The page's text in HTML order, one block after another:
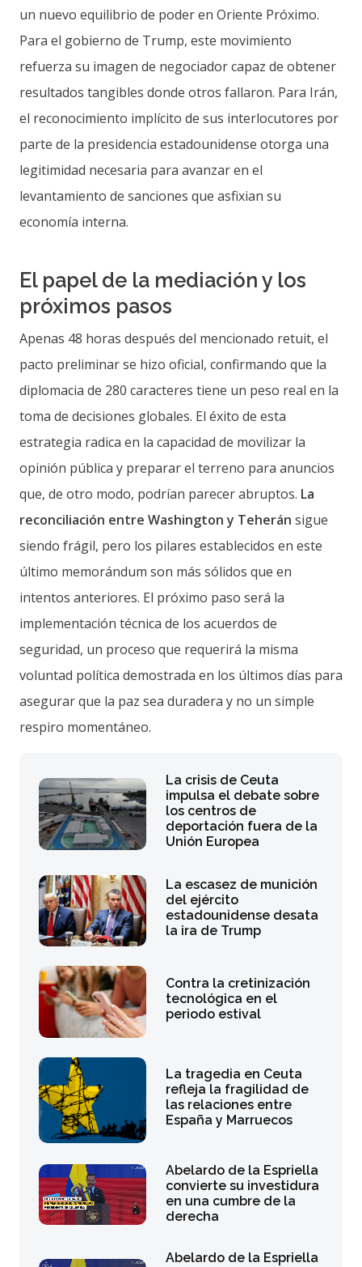
un nuevo equilibrio de poder en Oriente Próximo.
Para el gobierno de Trump, este movimiento
refuerza su imagen de negociador capaz de obtener
resultados tangibles donde otros fallaron. Para Irán,
el reconocimiento implícito de sus interlocutores por
parte de la presidencia estadounidense otorga una
legitimidad necesaria para avanzar en el
levantamiento de sanciones que asfixian su
economía interna.
El papel de la mediación y los
próximos pasos
Apenas 48 horas después del mencionado retuit, el
pacto preliminar se hizo oficial, confirmando que la
diplomacia de 280 caracteres tiene un peso real en la
toma de decisiones globales. El éxito de esta
estrategia radica en la capacidad de movilizar la
opinión pública y preparar el terreno para anuncios
que, de otro modo, podrían parecer abruptos. La
reconciliación entre Washington y Teherán sigue
siendo frágil, pero los pilares establecidos en este
último memorándum son más sólidos que en
intentos anteriores. El próximo paso será la
implementación técnica de los acuerdos de
seguridad, un proceso que requerirá la misma
voluntad política demostrada en los últimos días para
asegurar que la paz sea duradera y no un simple
respiro momentáneo.
La crisis de Ceuta
impulsa el debate sobre
los centros de
deportación fuera de la
Unión Europea
La escasez de munición
del ejército
estadounidense desata
la ira de Trump
Contra la cretinización
tecnológica en el
periodo estival
La tragedia en Ceuta
refleja la fragilidad de
las relaciones entre
España y Marruecos
Abelardo de la Espriella
convierte su investidura
en una cumbre de la
derecha
Abelardo de la Espriella